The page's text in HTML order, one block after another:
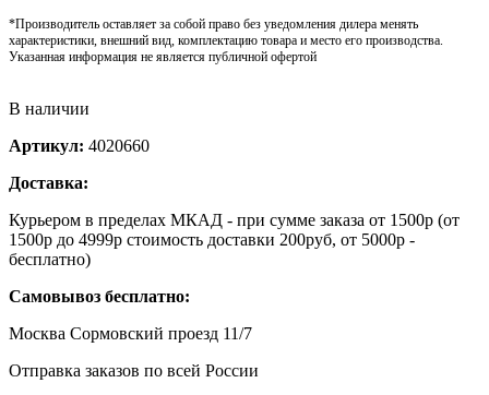
*Производитель оставляет за собой право без уведомления дилера менять
характеристики, внешний вид, комплектацию товара и место его производства.
Указанная информация не является публичной офертой
В наличии
Артикул: 4020660
Доставка:
Курьером в пределах МКАД - при сумме заказа от 1500р (от
1500р до 4999р стоимость доставки 200руб, от 5000р -
бесплатно)
Самовывоз бесплатно:
Москва Сормовский проезд 11/7
Отправка заказов по всей России